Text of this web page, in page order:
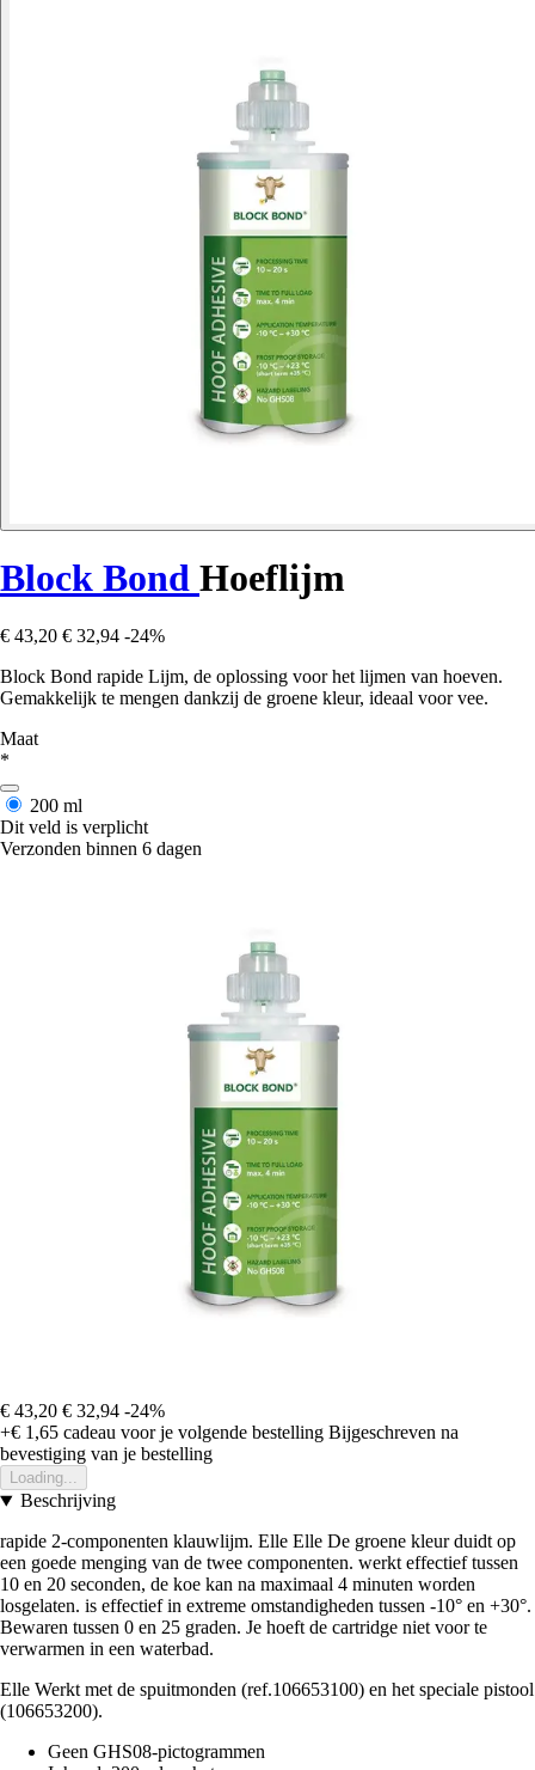
Block Bond Hoeflijm
€ 43,20 € 32,94 -24%
Block Bond rapide Lijm, de oplossing voor het lijmen van hoeven.
Gemakkelijk te mengen dankzij de groene kleur, ideaal voor vee.
Maat
*
200 ml
Dit veld is verplicht
Verzonden binnen 6 dagen
€ 43,20 € 32,94 -24%
+€ 1,65 cadeau voor je volgende bestelling Bijgeschreven na
bevestiging van je bestelling
Loading...
Beschrijving
rapide 2-componenten klauwlijm. Elle Elle De groene kleur duidt op
een goede menging van de twee componenten. werkt effectief tussen
10 en 20 seconden, de koe kan na maximaal 4 minuten worden
losgelaten. is effectief in extreme omstandigheden tussen -10° en +30°.
Bewaren tussen 0 en 25 graden. Je hoeft de cartridge niet voor te
verwarmen in een waterbad.
Elle Werkt met de spuitmonden (ref.106653100) en het speciale pistool
(106653200).
Geen GHS08-pictogrammen